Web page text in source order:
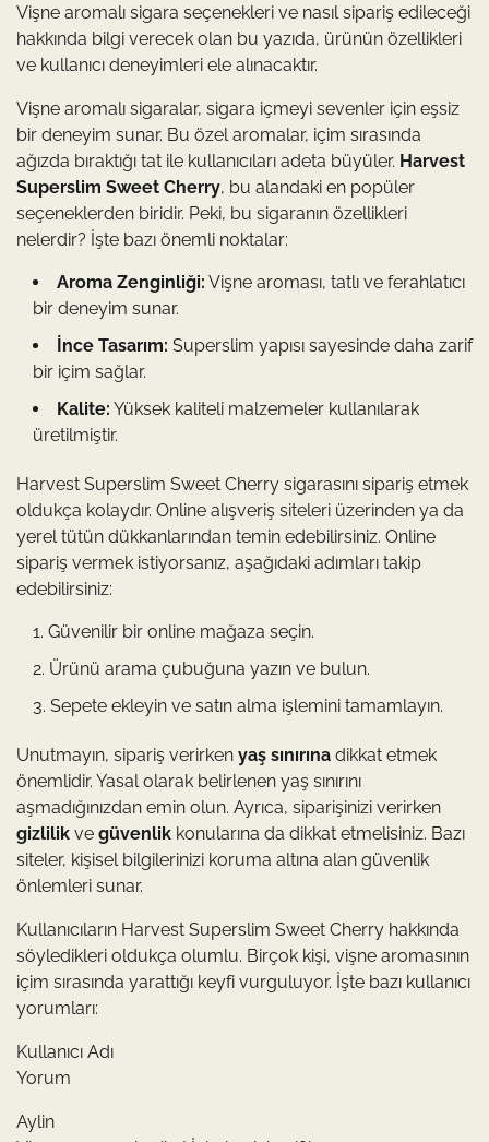
Vişne aromalı sigara seçenekleri ve nasıl sipariş edileceği
hakkında bilgi verecek olan bu yazıda, ürünün özellikleri
ve kullanıcı deneyimleri ele alınacaktır.
Vişne aromalı sigaralar, sigara içmeyi sevenler için eşsiz
bir deneyim sunar. Bu özel aromalar, içim sırasında
ağızda bıraktığı tat ile kullanıcıları adeta büyüler. Harvest
Superslim Sweet Cherry, bu alandaki en popüler
seçeneklerden biridir. Peki, bu sigaranın özellikleri
nelerdir? İşte bazı önemli noktalar:
Aroma Zenginliği: Vişne aroması, tatlı ve ferahlatıcı
bir deneyim sunar.
İnce Tasarım: Superslim yapısı sayesinde daha zarif
bir içim sağlar.
Kalite: Yüksek kaliteli malzemeler kullanılarak
üretilmiştir.
Harvest Superslim Sweet Cherry sigarasını sipariş etmek
oldukça kolaydır. Online alışveriş siteleri üzerinden ya da
yerel tütün dükkanlarından temin edebilirsiniz. Online
sipariş vermek istiyorsanız, aşağıdaki adımları takip
edebilirsiniz:
Güvenilir bir online mağaza seçin.
Ürünü arama çubuğuna yazın ve bulun.
Sepete ekleyin ve satın alma işlemini tamamlayın.
Unutmayın, sipariş verirken yaş sınırına dikkat etmek
önemlidir. Yasal olarak belirlenen yaş sınırını
aşmadığınızdan emin olun. Ayrıca, siparişinizi verirken
gizlilik ve güvenlik konularına da dikkat etmelisiniz. Bazı
siteler, kişisel bilgilerinizi koruma altına alan güvenlik
önlemleri sunar.
Kullanıcıların Harvest Superslim Sweet Cherry hakkında
söyledikleri oldukça olumlu. Birçok kişi, vişne aromasının
içim sırasında yarattığı keyfi vurguluyor. İşte bazı kullanıcı
yorumları:
Kullanıcı Adı
Yorum
Aylin